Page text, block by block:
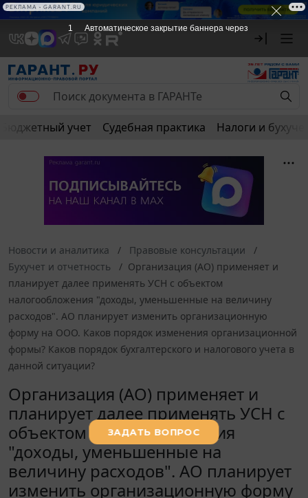
Бюджетный учет Судебная практика Налоги и
Новости и аналитика
Правовые консультации
Бухучет и отчетность
Организация (АО) применяет и
планирует далее применять УСН с объектом
налогообложения "доходы, уменьшенные на величину
расходов". АО планирует изменить организационную
форму на ООО. Каков порядок изменения организационной
формы? Каков порядок бухгалтерского и налогового учета в
данной ситуации?
Организация (АО) применяет и
планирует далее применять УСН с
объектом налогообложения
"доходы, уменьшенные на
величину расходов". АО планирует
изменить организационную форму
1 Автоматическое закрытие баннера через
РЕКЛАМА • GARANT.RU